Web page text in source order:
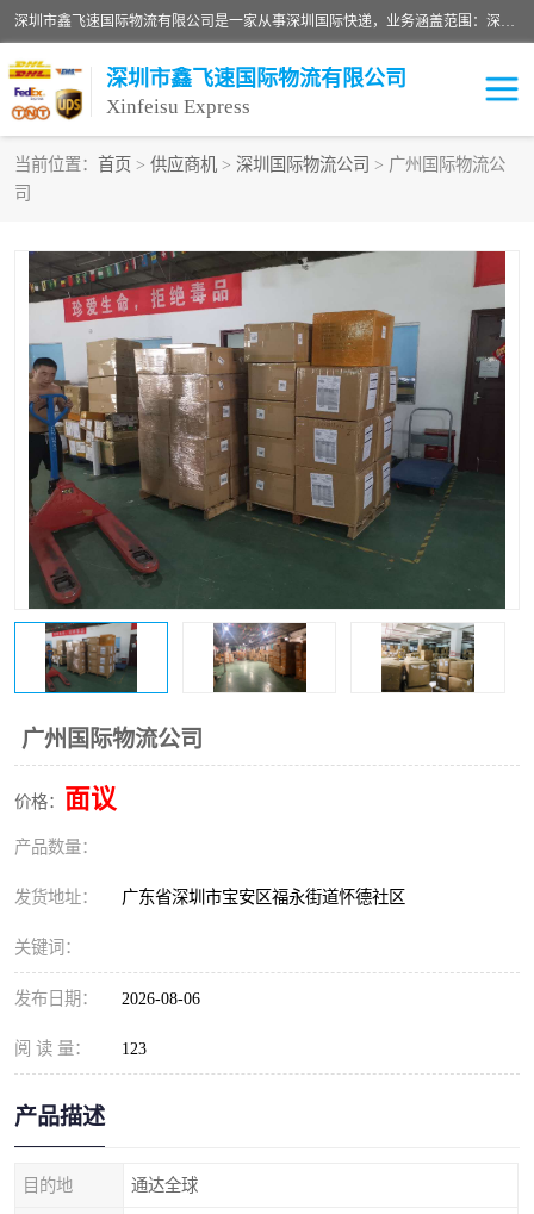
深圳市鑫飞速国际物流有限公司是一家从事深圳国际快递，业务涵盖范围：深圳DHL国际快递、深圳国际快递公司、深圳国际物流公司、深圳国际快递、深圳DHL国际快递电话可拨打全国服务热线：15019287411。欢迎各位亲来人来电到我司洽谈合作。
深圳市鑫飞速国际物流有限公司
Xinfeisu Express
当前位置： 首页 > 供应商机 > 深圳国际物流公司 > 广州国际物流公
司
广州国际物流公司
价格： 面议
产品数量：
发货地址： 广东省深圳市宝安区福永街道怀德社区
关键词：
发布日期： 2026-08-06
阅 读 量： 123
产品描述
目的地 通达全球
俄罗斯快递 巴西快递
深圳DHL国际快递 伊朗快递
UPS国际快递 深圳国际快递公司
深圳国际物流公司 深圳国际快递电话
DHL国际快递电话 深圳国际快递
新能源电池出口物流